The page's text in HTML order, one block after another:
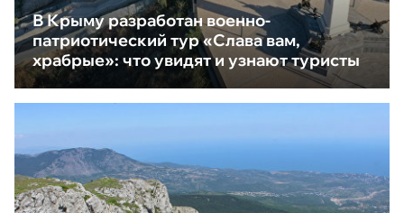
В Крыму разработан военно-
патриотический тур «Слава вам,
храбрые»: что увидят и узнают туристы